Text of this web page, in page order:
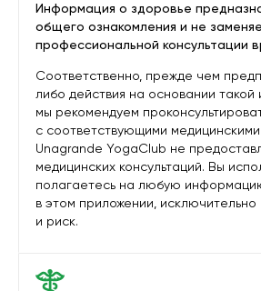
Информация о здоровье
общего ознакомления и не
профессиональной консультации
Соответственно, прежде чем
либо действия на основании такой
мы рекомендуем
с соответствующими
Unagrande YogaClub не
медицинских консультаций. Вы
полагаетесь на любую
в этом приложении,
и риск.